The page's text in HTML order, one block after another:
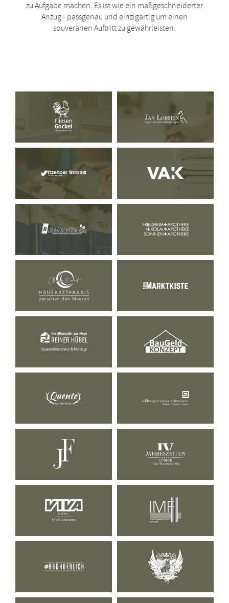
zu Aufgabe machen. Es ist wie ein maßgeschneiderter
Anzug - passgenau und einzigartig um einen
souveränen Auftritt zu gewährleisten.